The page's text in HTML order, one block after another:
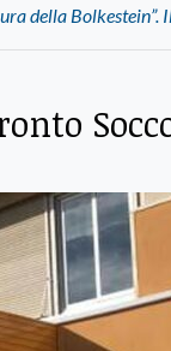
della Bolkestein”.